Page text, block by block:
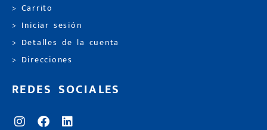
> Carrito
> Iniciar sesión
> Detalles de la cuenta
> Direcciones
REDES SOCIALES